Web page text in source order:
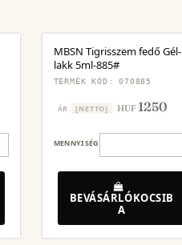
MBSN Tigrisszem fedő Gél-
lakk 5ml-885#
TERMÉK KÓD: 070885
ÁR [NETTO] HUF1250
MENNYISÉG
BEVÁSÁRLÓKOCSIB
A